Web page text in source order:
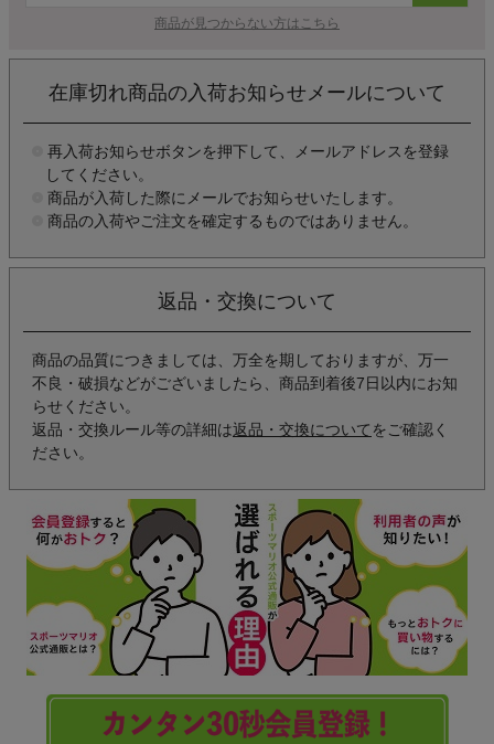
商品が見つからない方はこちら
在庫切れ商品の入荷お知らせメールについて
再入荷お知らせボタンを押下して、メールアドレスを登録
してください。
商品が入荷した際にメールでお知らせいたします。
商品の入荷やご注文を確定するものではありません。
返品・交換について
商品の品質につきましては、万全を期しておりますが、万一
不良・破損などがございましたら、商品到着後7日以内にお知
らせください。
返品・交換ルール等の詳細は返品・交換について をご確認く
ださい。